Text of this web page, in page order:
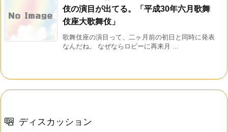
伎の演目が出てる。「平成30年六月歌舞
伎座大歌舞伎」
歌舞伎座の演目って、二ヶ月前の初日と同時に発表
なんだね。 なぜならロビーに再来月 ...
ディスカッション